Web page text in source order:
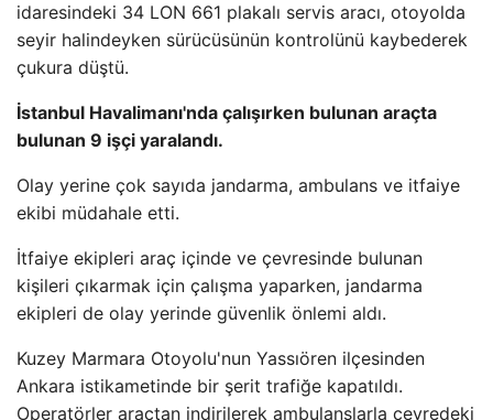
idaresindeki 34 LON 661 plakalı servis aracı, otoyolda
seyir halindeyken sürücüsünün kontrolünü kaybederek
çukura düştü.
İstanbul Havalimanı'nda çalışırken bulunan araçta
bulunan 9 işçi yaralandı.
Olay yerine çok sayıda jandarma, ambulans ve itfaiye
ekibi müdahale etti.
İtfaiye ekipleri araç içinde ve çevresinde bulunan
kişileri çıkarmak için çalışma yaparken, jandarma
ekipleri de olay yerinde güvenlik önlemi aldı.
Kuzey Marmara Otoyolu'nun Yassıören ilçesinden
Ankara istikametinde bir şerit trafiğe kapatıldı.
Operatörler araçtan indirilerek ambulanslarla çevredeki